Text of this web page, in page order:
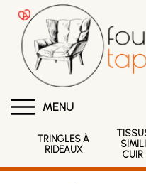
MENU
TRINGLES À
RIDEAUX
SIMILI
CUIR